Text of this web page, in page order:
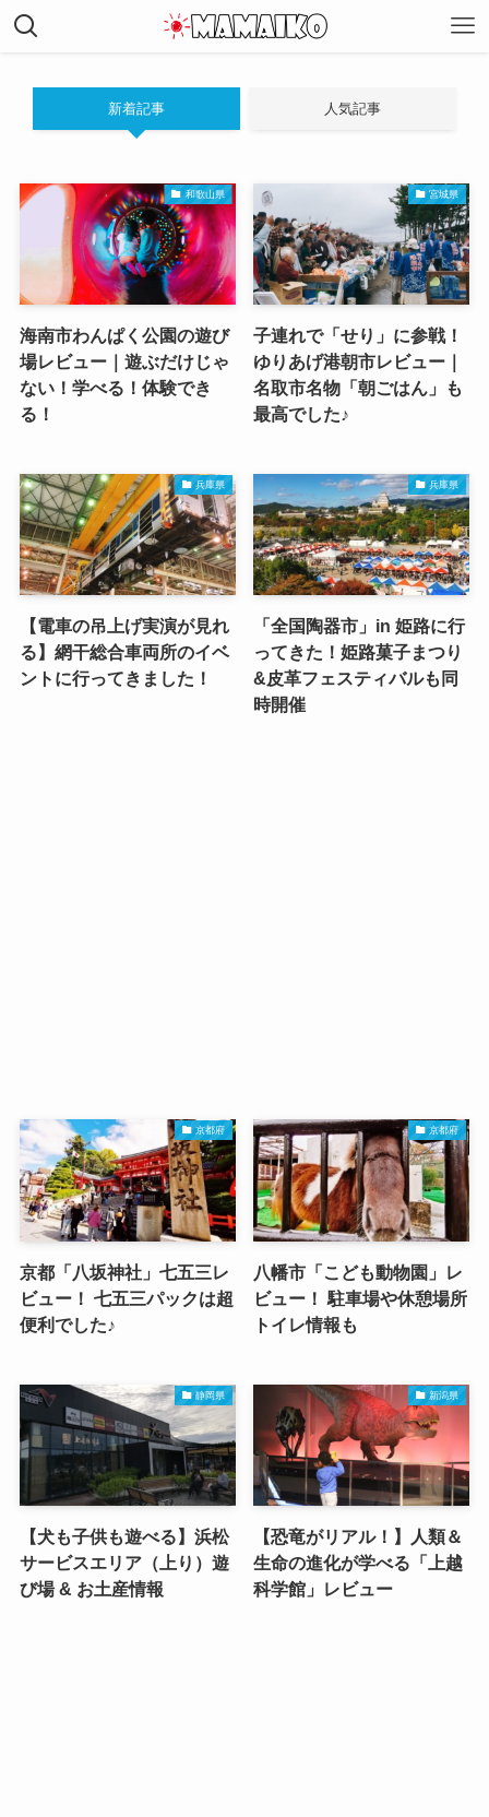
新着記事 人気記事
和歌山県
海南市わんぱく公園の遊び
場レビュー｜遊ぶだけじゃ
ない！学べる！体験でき
る！
宮城県
子連れで「せり」に参戦！
ゆりあげ港朝市レビュー｜
名取市名物「朝ごはん」も
最高でした♪
兵庫県
【電車の吊上げ実演が見れ
る】網干総合車両所のイベ
ントに行ってきました！
兵庫県
「全国陶器市」in 姫路に行
ってきた！姫路菓子まつり
&皮革フェスティバルも同
時開催
京都府
京都「八坂神社」七五三レ
ビュー！ 七五三パックは超
便利でした♪
京都府
八幡市「こども動物園」レ
ビュー！ 駐車場や休憩場所
トイレ情報も
静岡県
【犬も子供も遊べる】浜松
サービスエリア（上り）遊
び場 & お土産情報
新潟県
【恐竜がリアル！】人類＆
生命の進化が学べる「上越
科学館」レビュー